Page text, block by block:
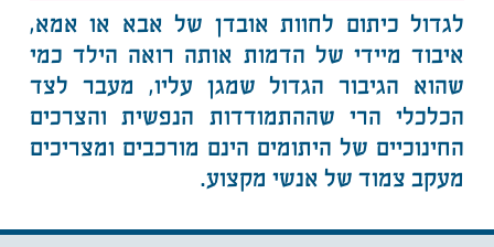
כתבות ומאמרים
וידאו
שקיפות כספית
לגדול כיתום לחוות אובדן של אבא או אמא,
איבוד מיידי של הדמות אותה רואה הילד כמי
שהוא הגיבור הגדול שמגן עליו, מעבר לצד
הכלכלי הרי שההתמודדות הנפשית והצרכים
החינוכיים של היתומים הינם מורכבים ומצריכים
מעקב צמוד של אנשי מקצוע.